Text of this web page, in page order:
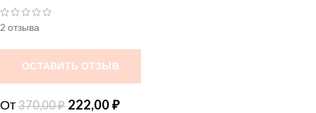
2 отзыва
ОСТАВИТЬ ОТЗЫВ
От 370,00₽ 222,00₽